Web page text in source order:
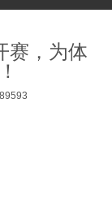
赛，为体